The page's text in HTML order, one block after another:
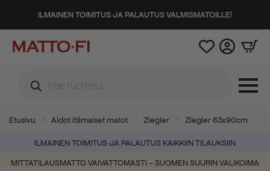
ILMAINEN TOIMITUS JA PALAUTUS VALMISMATOILLE!
search
Etusivu Aidot itämaiset matot Ziegler Ziegler 63x90cm
ILMAINEN TOIMITUS JA PALAUTUS KAIKKIIN TILAUKSIIN
MITTATILAUSMATTO VAIVATTOMASTI – SUOMEN SUURIN VALIKOIMA